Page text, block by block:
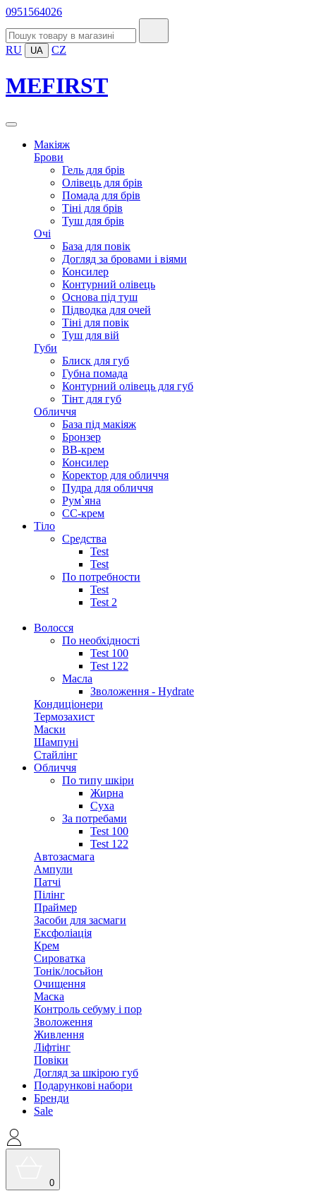
0951564026
RU UA CZ
MEFIRST
Макіяж
Брови
Гель для брів
Олівець для брів
Помада для брів
Тіні для брів
Туш для брів
Очі
База для повік
Догляд за бровами і віями
Консилер
Контурний олівець
Основа під туш
Підводка для очей
Тіні для повік
Туш для вій
Губи
Блиск для губ
Губна помада
Контурний олівець для губ
Тінт для губ
Обличчя
База під макіяж
Бронзер
ВВ-крем
Консилер
Коректор для обличчя
Пудра для обличчя
Рум`яна
СС-крем
Тіло
Средства
Test
Test
По потребности
Test
Test 2
Волосся
По необхідності
Test 100
Test 122
Масла
Зволоження - Hydrate
Кондиціонери
Термозахист
Маски
Шампуні
Стайлінг
Обличчя
По типу шкіри
Жирна
Суха
За потребами
Test 100
Test 122
Автозасмага
Ампули
Патчі
Пілінг
Праймер
Засоби для засмаги
Ексфоліація
Крем
Сироватка
Тонік/лосьйон
Очищення
Маска
Контроль себуму і пор
Зволоження
Живлення
Ліфтінг
Повіки
Догляд за шкірою губ
Подарункові набори
Бренди
Sale
0